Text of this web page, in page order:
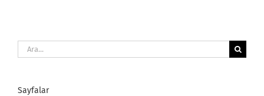
Ara:
Sayfalar